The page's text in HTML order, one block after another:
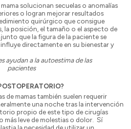
solucionan secuelas o anomalías
o logran mejorar resultados
quirúrgico que consigue
la posición, el tamaño o el aspecto de
que la figura de la paciente se
directamente en su bienestar y
ayudan a la autoestima de las
pacientes
de mamas también suelen requerir
una noche tras la intervención
propio de este tipo de cirugías
más leve de molestias o dolor. Sí
la necesidad de utilizar un